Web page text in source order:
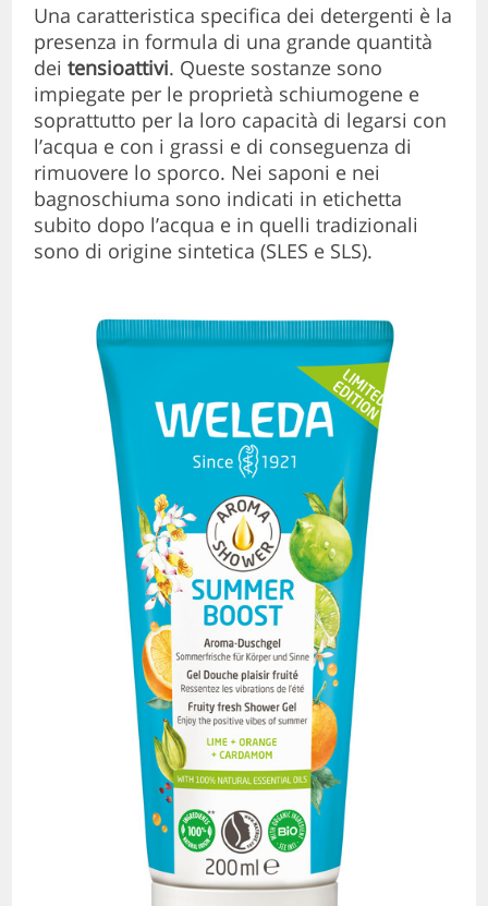
Una caratteristica specifica dei detergenti è la
presenza in formula di una grande quantità
deitensioattivi. Queste sostanze sono
impiegate per le proprietà schiumogene e
soprattutto per la loro capacità di legarsi con
l’acqua e con i grassi e di conseguenza di
rimuovere lo sporco. Nei saponi e nei
bagnoschiuma sono indicati in etichetta
subito dopo l’acqua e in quelli tradizionali
sono di origine sintetica (SLES e SLS).